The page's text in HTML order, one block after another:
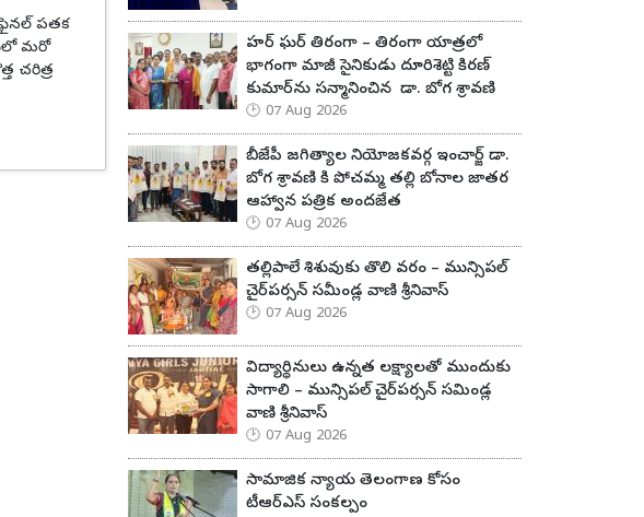
పతక
మరో
చరిత్ర
హర్ ఘర్ తిరంగా – తిరంగా యాత్రలో
భాగంగా మాజీ సైనికుడు దూరిశెట్టి కిరణ్
కుమార్‌ను సన్మానించిన డా. బోగ శ్రావణి
07 Aug 2026
బీజేపీ జగిత్యాల నియోజకవర్గ ఇంచార్జ్ డా.
బోగ శ్రావణి కి పోచమ్మ తల్లి బోనాల జాతర
ఆహ్వాన పత్రిక అందజేత
07 Aug 2026
తల్లిపాలే శిశువుకు తొలి వరం – మున్సిపల్
చైర్‌పర్సన్ సమీండ్ల వాణి శ్రీనివాస్
07 Aug 2026
విద్యార్థినులు ఉన్నత లక్ష్యాలతో ముందుకు
సాగాలి – మున్సిపల్ చైర్‌పర్సన్ సమిండ్ల
వాణి శ్రీనివాస్
07 Aug 2026
సామాజిక న్యాయ తెలంగాణ కోసం
టీఆర్ఎస్ సంకల్పం